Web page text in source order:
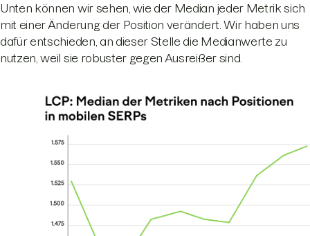
Unten können wir sehen, wie der Median jeder Metrik sich
mit einer Änderung der Position verändert. Wir haben uns
dafür entschieden, an dieser Stelle die Medianwerte zu
nutzen, weil sie robuster gegen Ausreißer sind.